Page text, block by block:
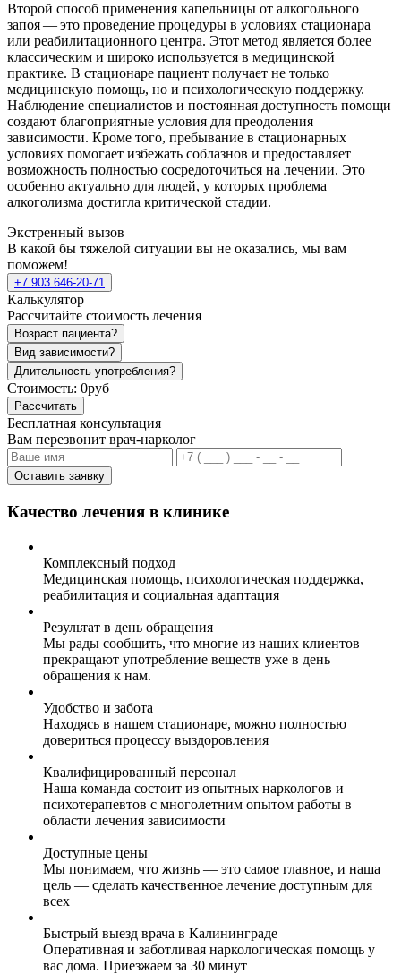
Второй способ применения капельницы от алкогольного
запоя — это проведение процедуры в условиях стационара
или реабилитационного центра. Этот метод является более
классическим и широко используется в медицинской
практике. В стационаре пациент получает не только
медицинскую помощь, но и психологическую поддержку.
Наблюдение специалистов и постоянная доступность помощи
создают благоприятные условия для преодоления
зависимости. Кроме того, пребывание в стационарных
условиях помогает избежать соблазнов и предоставляет
возможность полностью сосредоточиться на лечении. Это
особенно актуально для людей, у которых проблема
алкоголизма достигла критической стадии.
Экстренный вызов
В какой бы тяжелой ситуации вы не оказались, мы вам
поможем!
+7 903 646-20-71
Калькулятор
Рассчитайте стоимость лечения
Возраст пациента?
Вид зависимости?
Длительность употребления?
Стоимость: 0руб
Рассчитать
Бесплатная консультация
Вам перезвонит врач-нарколог
Оставить заявку
Качество лечения в клинике
Комплексный подход
Медицинская помощь, психологическая поддержка,
реабилитация и социальная адаптация
Результат в день обращения
Мы рады сообщить, что многие из наших клиентов
прекращают употребление веществ уже в день
обращения к нам.
Удобство и забота
Находясь в нашем стационаре, можно полностью
довериться процессу выздоровления
Квалифицированный персонал
Наша команда состоит из опытных наркологов и
психотерапевтов с многолетним опытом работы в
области лечения зависимости
Доступные цены
Мы понимаем, что жизнь — это самое главное, и наша
цель — сделать качественное лечение доступным для
всех
Быстрый выезд врача в Калининграде
Оперативная и заботливая наркологическая помощь у
вас дома. Приезжаем за 30 минут